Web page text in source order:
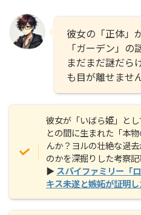
彼女の「正体」
「ガーデン」
まだまだ謎だら
も目が離せませ
彼女が「いばら姫」と
との間に生まれた「本
んか？ヨルの壮絶な過
のかを深掘りした考察記
▶スパイファミリー「
キス未遂と嫉妬が証明